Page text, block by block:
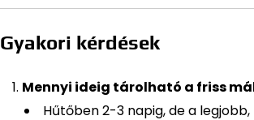
Gyakori kérdések
Mennyi ideig tárolható a friss
Hűtőben 2-3 napig, de a